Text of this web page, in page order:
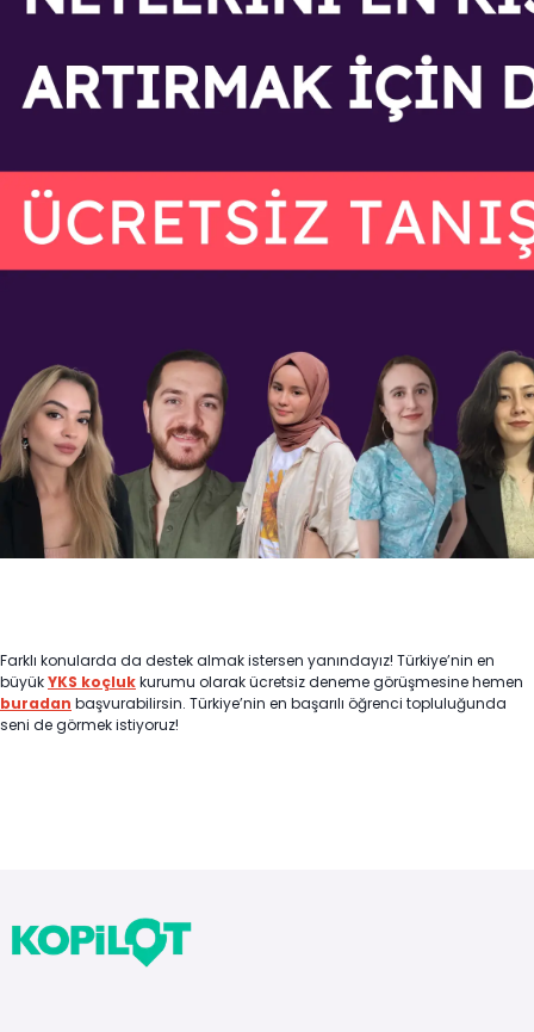
Farklı konularda da destek almak istersen yanındayız! Türkiye’nin en
büyükYKS koçlukkurumu olarak ücretsiz deneme görüşmesine hemen
buradan başvurabilirsin. Türkiye’nin en başarılı öğrenci topluluğunda
seni de görmek istiyoruz!